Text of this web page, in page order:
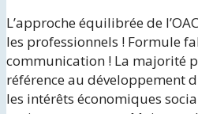
L’approche équilibrée de
les professionnels ! Formule
communication ! La majorité
référence au développement
les intérêts économiques